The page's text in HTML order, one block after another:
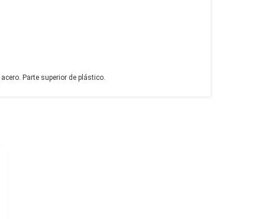
Parte superior de plástico.